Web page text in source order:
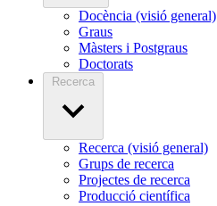
Docència (visió general)
Graus
Màsters i Postgraus
Doctorats
Recerca
Recerca (visió general)
Grups de recerca
Projectes de recerca
Producció científica